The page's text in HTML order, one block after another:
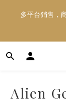
多平台銷售，
多平台銷售，
好東西跟好
多平台銷售，
Alien